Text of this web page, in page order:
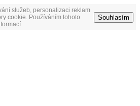
služeb, personalizaci reklam
cookie. Používáním tohoto
Souhlasím